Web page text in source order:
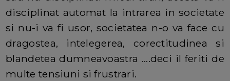
disciplinat automat la intrarea in societate
si nu-i va fi usor, societatea n-o va face cu
dragostea, intelegerea, corectitudinea si
blandetea dumneavoastra ....deci il feriti de
multe tensiuni si frustrari.